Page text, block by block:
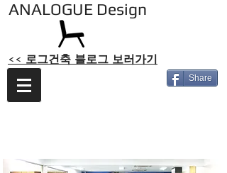
ANALOGUE Design
<< 로그건축 블로그 보러가기
Share